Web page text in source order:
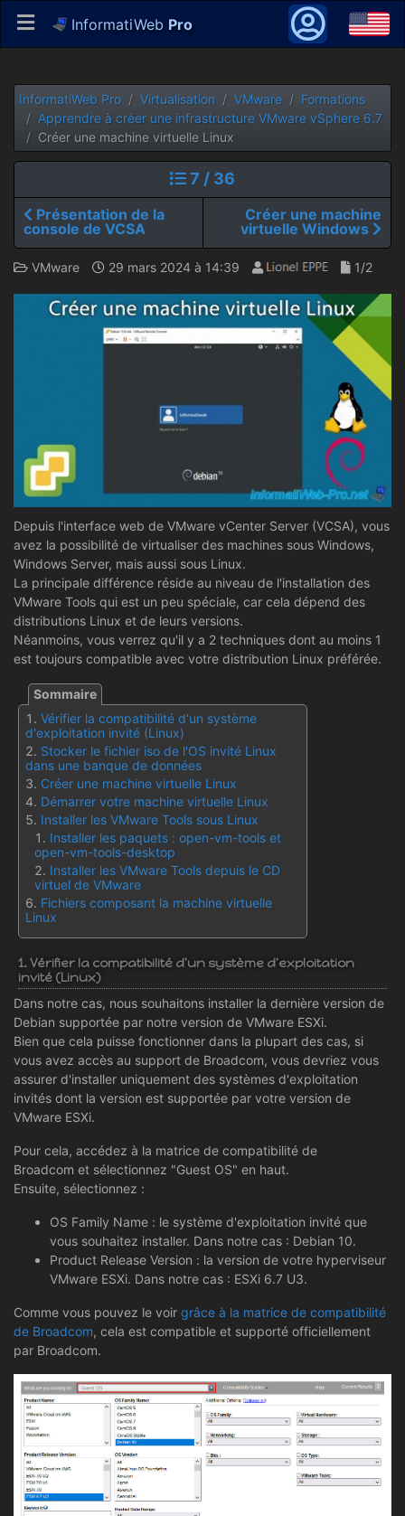
InformatiWeb Pro
InformatiWeb Pro Virtualisation VMware
Formations
Apprendre à créer une infrastructure VMware vSphere 6.7
Créer une machine virtuelle Linux
7 / 36
Présentation de la
console de VCSA
Créer une machine
virtuelle Windows
VMware 29 mars 2024 à 14:39 1/2
Depuis l'interface web de VMware vCenter Server (VCSA), vous
avez la possibilité de virtualiser des machines sous Windows,
Windows Server, mais aussi sous Linux.
La principale différence réside au niveau de l'installation des
VMware Tools qui est un peu spéciale, car cela dépend des
distributions Linux et de leurs versions.
Néanmoins, vous verrez qu'il y a 2 techniques dont au moins 1
est toujours compatible avec votre distribution Linux préférée.
Vérifier la compatibilité d'un système
d'exploitation invité (Linux)
Stocker le fichier iso de l'OS invité Linux
dans une banque de données
Créer une machine virtuelle Linux
Démarrer votre machine virtuelle Linux
Installer les VMware Tools sous Linux
Installer les paquets : open-vm-tools et
open-vm-tools-desktop
Installer les VMware Tools depuis le CD
virtuel de VMware
Fichiers composant la machine virtuelle
Linux
1. Vérifier la compatibilité d'un système d'exploitation
invité (Linux)
Dans notre cas, nous souhaitons installer la dernière version de
Debian supportée par notre version de VMware ESXi.
Bien que cela puisse fonctionner dans la plupart des cas, si
vous avez accès au support de Broadcom, vous devriez vous
assurer d'installer uniquement des systèmes d'exploitation
invités dont la version est supportée par votre version de
VMware ESXi.
Pour cela, accédez à la matrice de compatibilité de
Broadcom et sélectionnez "Guest OS" en haut.
Ensuite, sélectionnez :
OS Family Name : le système d'exploitation invité que
vous souhaitez installer. Dans notre cas : Debian 10.
Product Release Version : la version de votre hyperviseur
VMware ESXi. Dans notre cas : ESXi 6.7 U3.
Comme vous pouvez le voir grâce à la matrice de compatibilité
de Broadcom, cela est compatible et supporté officiellement
par Broadcom.